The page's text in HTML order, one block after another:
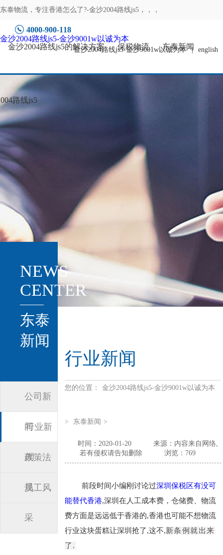
东泰物流，专注香港怎么了?-金沙2004路线js5 ，，，
4000-900-118
金沙2004路线js5-金沙9001w以诚为本 | english
金沙2004路线js5-金沙9001w以诚为本
金沙2004路线js5的解决方案
保税物流 东泰新闻
路线js5
NEWS
CENTER
东泰
新闻
公司新
闻
行业新
闻
政策法
规
员工风
采
行业新闻
您的位置： 金沙2004路线js5-金沙9001w以诚为本
> 东泰新闻 >
时间：2020-01-20
来源：内容来自网络,
若有侵权请告知删除
浏览：769
前段时间小编刚讨论过深圳保税区有没可
能替代香港,深圳在 人工成本费，仓储费、物流
费方面是远远低于香港的,香港也可能不想物流
行业这块蛋糕让深圳抢了,这不,新条例就出来
了.